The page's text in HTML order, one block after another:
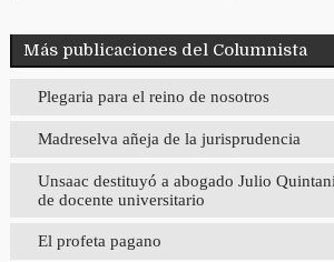
Más publicaciones del Columnista
Plegaria para el reino de nosotros
Madreselva añeja de la jurisprudencia
Unsaac destituyó a abogado Julio
de docente universitario
El profeta pagano